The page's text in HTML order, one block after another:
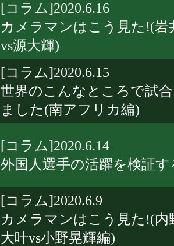
[コラム]2020.6.16
カメラマンはこう見た!(岩
vs源大輝)
[コラム]2020.6.15
世界のこんなところで試
ました(南アフリカ編)
[コラム]2020.6.14
外国人選手の活躍を検証す
[コラム]2020.6.9
カメラマンはこう見た!(内
大叶vs小野晃輝編)